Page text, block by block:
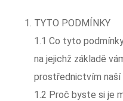
TYTO PODMÍNKY
1.1 Co tyto
na jejichž základě
prostřednictvím naší
1.2 Proč byste si je